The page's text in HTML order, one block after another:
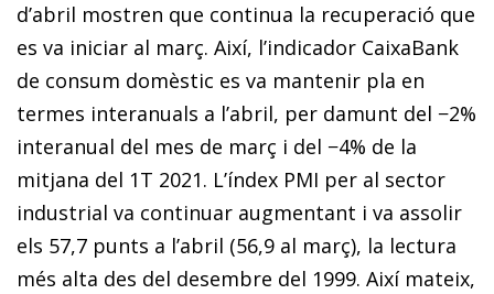
d’abril mostren que continua la recuperació que
es va iniciar al març. Així, l’indicador CaixaBank
de consum do­­mèstic es va mantenir pla en
termes interanuals a l’abril, per damunt del −2%
interanual del mes de març i del −4% de la
mitjana del 1T 2021. L’índex PMI per al sector
industrial va continuar augmentant i va assolir
els 57,7 punts a l’abril (56,9 al març), la lectura
més alta des del desembre del 1999. Així mateix,